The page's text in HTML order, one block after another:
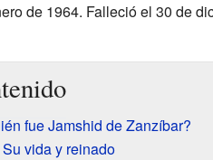
de 1964. Falleció el 30 de
fue Jamshid de Zanzíbar?
Su vida y reinado